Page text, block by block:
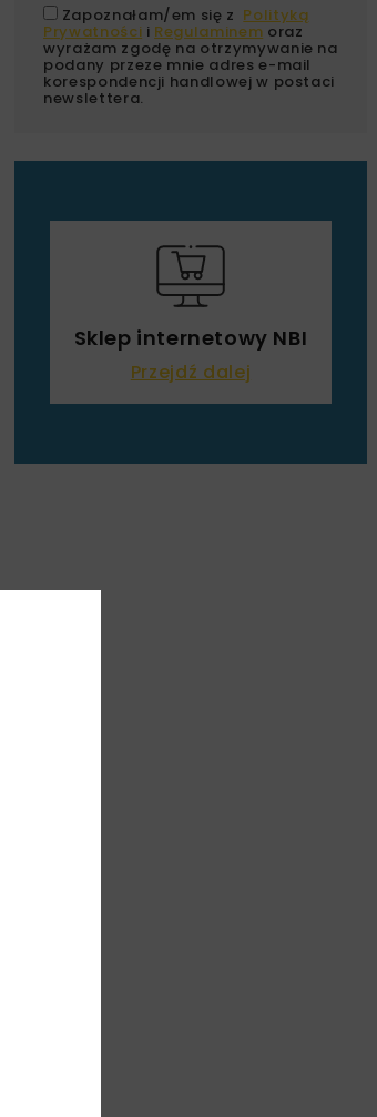
Zapoznałam/em się z Polityką
Prywatności i Regulaminem oraz
wyrażam zgodę na otrzymywanie na
podany przeze mnie adres e-mail
korespondencji handlowej w postaci
newslettera.
Sklep internetowy NBI
Przejdź dalej